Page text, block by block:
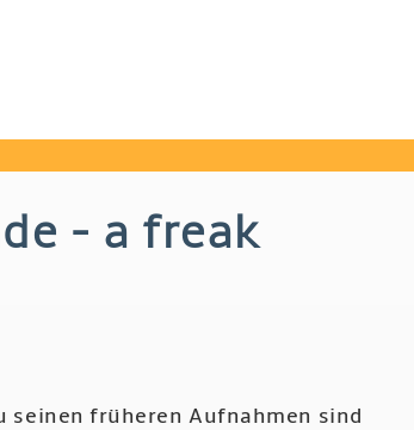
- a freak
seinen früheren Aufnahmen sind